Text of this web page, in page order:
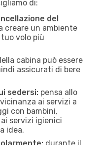
di:
del
creare un ambiente
volo più
cabina può essere
assicurati di bere
sedersi: pensa allo
ai servizi a
con bambini,
servizi igienici
idea.